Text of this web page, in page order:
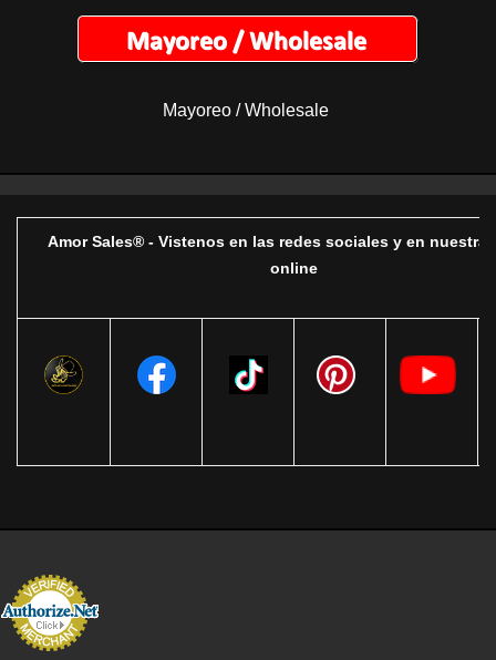
Mayoreo / Wholesale
Amor Sales® - Vistenos en las redes sociales y en nuestra
online